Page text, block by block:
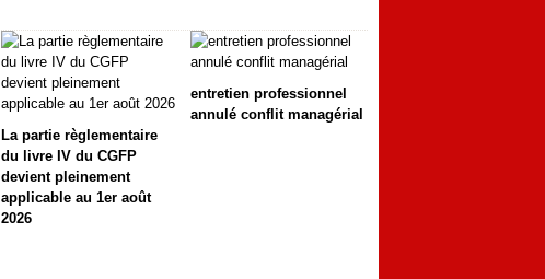
La partie règlementaire
du livre IV du CGFP
devient pleinement
applicable au 1er août
2026
entretien professionnel
annulé conflit managérial